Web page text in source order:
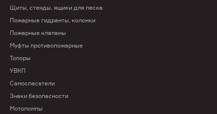
Щиты, стенды, ящики для песка
Пожарные гидранты, колонки
Пожарные клапаны
Муфты противопожарные
Топоры
УВКП
Самоспасатели
Знаки безопасности
Мотопомпы
+375 (29) 625-25-79
+375 (17) 368-80-52